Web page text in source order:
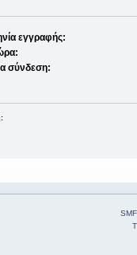
εγγραφής:
σύνδεση: